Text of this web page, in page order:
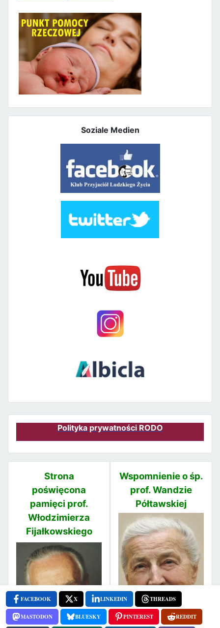
Soziale Medien
FACEBOOK X LINKEDIN THREADS
MASTODON BLUESKY PINTEREST REDDIT
Polityka prywatności RODO
Strona
poświęcona
pamięci prof.
Włodzimierza
Fijałkowskiego
Wspomnienie o śp.
prof. Wandzie
Półtawskiej